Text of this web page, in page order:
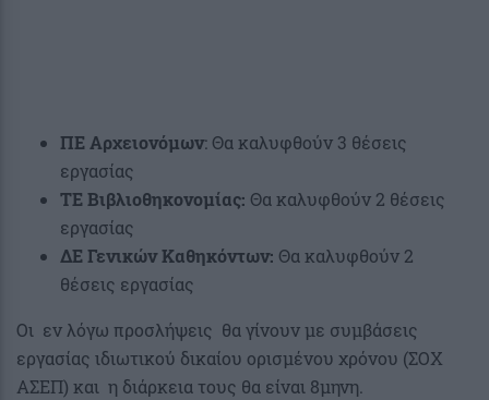
ΠΕ Αρχειονόμων: Θα καλυφθούν 3 θέσεις
εργασίας
ΤΕ Βιβλιοθηκονομίας: Θα καλυφθούν 2 θέσεις
εργασίας
ΔΕ Γενικών Καθηκόντων: Θα καλυφθούν 2
θέσεις εργασίας
Οι εν λόγω προσλήψεις θα γίνουν με συμβάσεις
εργασίας ιδιωτικού δικαίου ορισμένου χρόνου (ΣΟΧ
ΑΣΕΠ) και η διάρκεια τους θα είναι 8μηνη.